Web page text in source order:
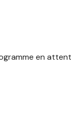
en